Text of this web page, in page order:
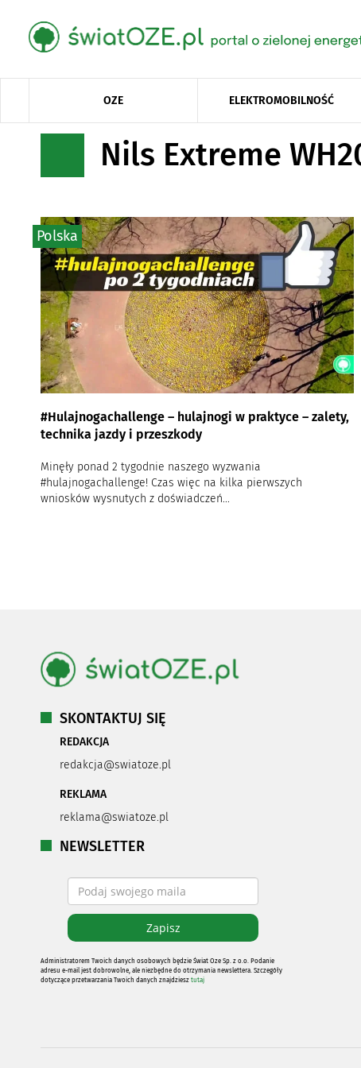
OZE ELEKTROMOBILNOŚĆ
Nils Extreme
#Hulajnogachallenge – hulajnogi w praktyce – zalety,
technika jazdy i przeszkody
Minęły ponad 2 tygodnie naszego wyzwania
#hulajnogachallenge! Czas więc na kilka pierwszych
wniosków wysnutych z doświadczeń...
Polska
SKONTAKTUJ SIĘ
REDAKCJA
redakcja@swiatoze.pl
REKLAMA
reklama@swiatoze.pl
NEWSLETTER
Administratorem Twoich danych osobowych będzie Świat Oze Sp. z o.o. Podanie
adresu e-mail jest dobrowolne, ale niezbędne do otrzymania newslettera. Szczegóły
dotyczące przetwarzania Twoich danych znajdziesz tutaj